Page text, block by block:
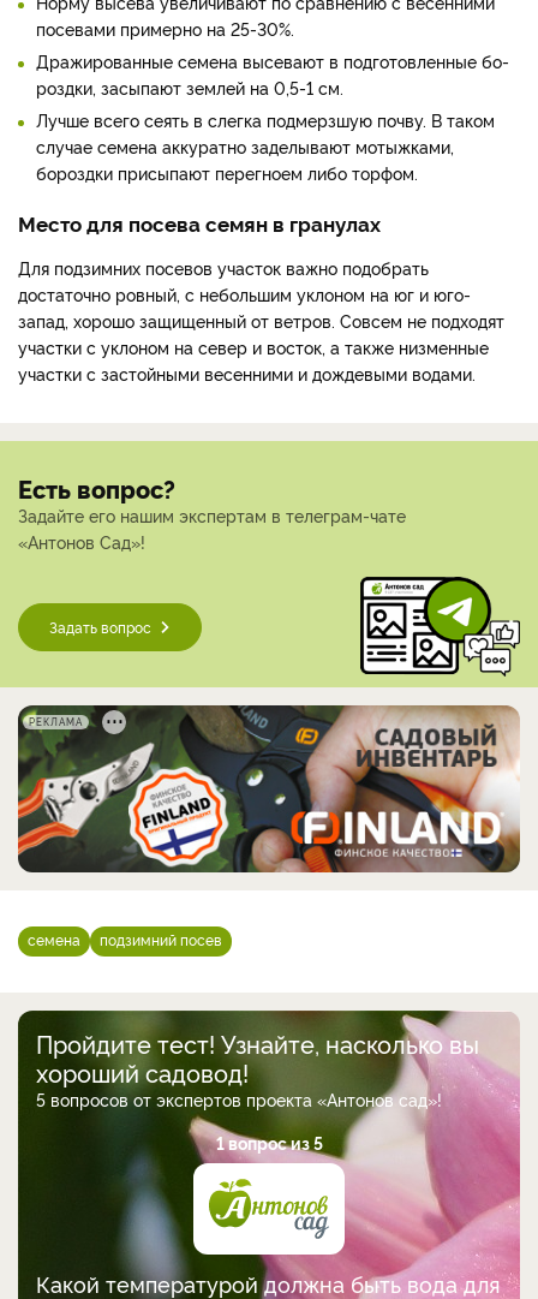
посевами примерно на 25-­30%.
Дражированные семена вы­севают в подготовленные бо­
роздки, засыпают землей на 0,5-1 см.
Лучше всего сеять в слегка подмерзшую почву. В таком
случае семена акку­ратно заделывают мотыжками,
бороздки присыпают перегно­ем либо торфом.
Место для посева семян в гранулах
Для подзимних посевов участок важно подобрать
достаточно ровный, с не­большим уклоном на юг и юго-
запад, хорошо защи­щенный от ветров. Сов­сем не подходят
участки с уклоном на север и вос­ток, а также низменные
участки с застойными ве­сенними и дождевыми во­дами.
Есть вопрос?
Задайте его нашим экспертам в телеграм-чате
«Антонов Сад»!
Задать вопрос
РЕКЛАМА
семена подзимний посев
Пройдите тест! Узнайте, насколько вы
хороший садовод!
5 вопросов от экспертов проекта «Антонов сад»!
1 вопрос из 5
Какой температурой должна быть вода для